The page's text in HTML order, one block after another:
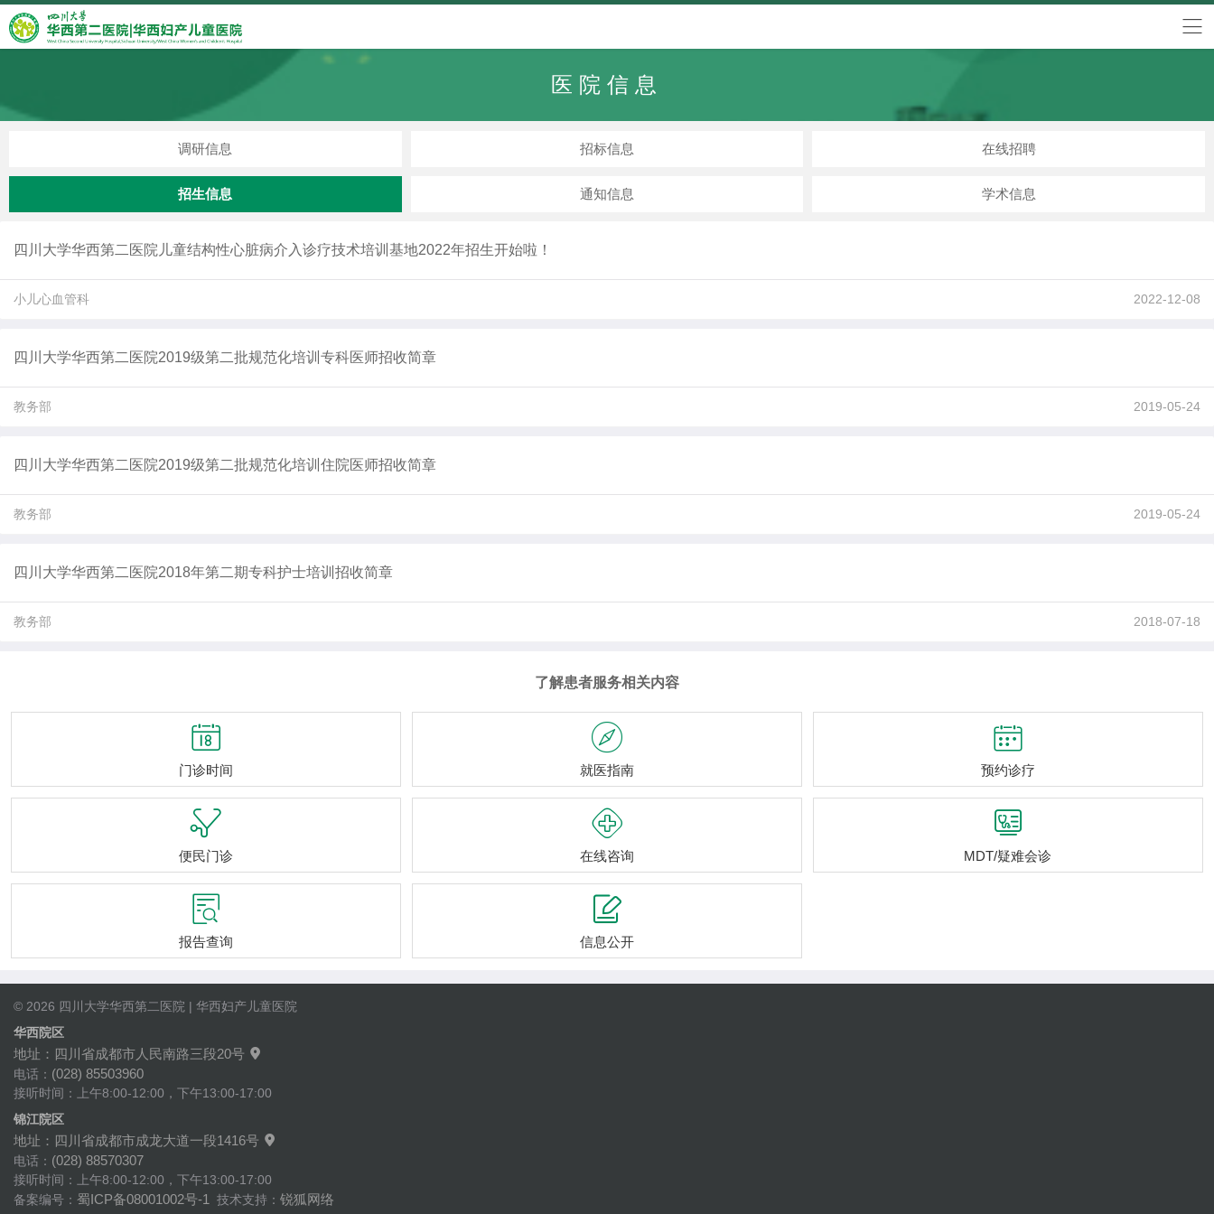
医院信息
调研信息 招标信息 在线招聘
招生信息 通知信息 学术信息
四川大学华西第二医院儿童结构性心脏病介入诊疗技术培训基地2022年招生开始啦！
小儿心血管科 2022-12-08
四川大学华西第二医院2019级第二批规范化培训专科医师招收简章
教务部 2019-05-24
四川大学华西第二医院2019级第二批规范化培训住院医师招收简章
教务部 2019-05-24
四川大学华西第二医院2018年第二期专科护士培训招收简章
教务部 2018-07-18
了解患者服务相关内容

门诊时间

就医指南

预约诊疗

便民门诊

在线咨询

MDT/疑难会诊

报告查询

信息公开
© 2026 四川大学华西第二医院 | 华西妇产儿童医院
华西院区
地址：四川省成都市人民南路三段20号 
电话： (028) 85503960
接听时间：上午8:00-12:00，下午13:00-17:00
锦江院区
地址：四川省成都市成龙大道一段1416号 
电话： (028) 88570307
接听时间：上午8:00-12:00，下午13:00-17:00
备案编号： 蜀ICP备08001002号-1 技术支持： 锐狐网络